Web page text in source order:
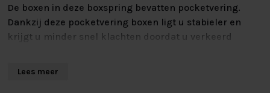
De boxen in deze boxspring bevatten pocketvering.
Dankzij deze pocketvering boxen ligt u stabieler en
krijgt u minder snel klachten doordat u verkeerd
Lees meer